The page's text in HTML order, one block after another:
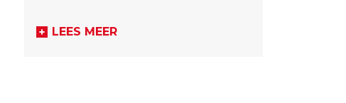
LEES MEER